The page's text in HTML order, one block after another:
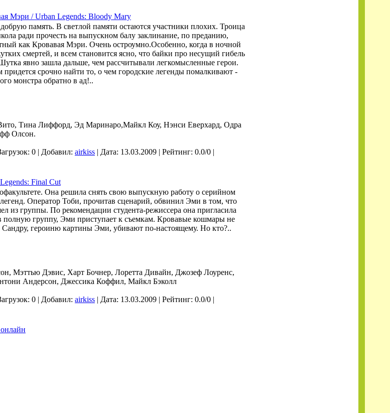
Мэри / Urban Legends: Bloody Mary
память. В светлой памяти остаются участники плохих. Троица
ради прочесть на выпускном балу заклинание, по преданию,
как Кровавая Мэри. Очень остроумно.Особенно, когда в ночной
смертей, и всем становится ясно, что байки про несущий гибель
явно зашла дальше, чем рассчитывали легкомысленные герои.
срочно найти то, о чем городские легенды помалкивают -
монстра обратно в ад!..
Тина Лиффорд, Эд Маринаро,Майкл Коу, Нэнси Еверхард, Одра
Олсон.
0 | Добавил: airkiss | Дата: 13.03.2009 | Рейтинг: 0.0/0 |
Final Cut
Она решила снять свою выпускную работу о серийном
Оператор Тоби, прочитав сценарий, обвинил Эми в том, что
из группы. По рекомендации студента-режиссера она пригласила
полную группу, Эми приступает к съемкам. Кровавые кошмары не
Сандру, героиню картины Эми, убивают по-настоящему. Но кто?..
Мэттью Дэвис, Харт Бочнер, Лоретта Дивайн, Джозеф Лоуренс,
Андерсон, Джессика Коффил, Майкл Бэколл
0 | Добавил: airkiss | Дата: 13.03.2009 | Рейтинг: 0.0/0 |